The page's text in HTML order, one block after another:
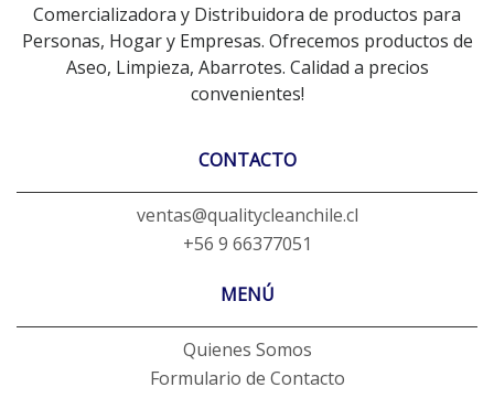
Comercializadora y Distribuidora de productos para
Personas, Hogar y Empresas. Ofrecemos productos de
Aseo, Limpieza, Abarrotes. Calidad a precios
convenientes!
CONTACTO
ventas@qualitycleanchile.cl
+56 9 66377051
MENÚ
Quienes Somos
Formulario de Contacto